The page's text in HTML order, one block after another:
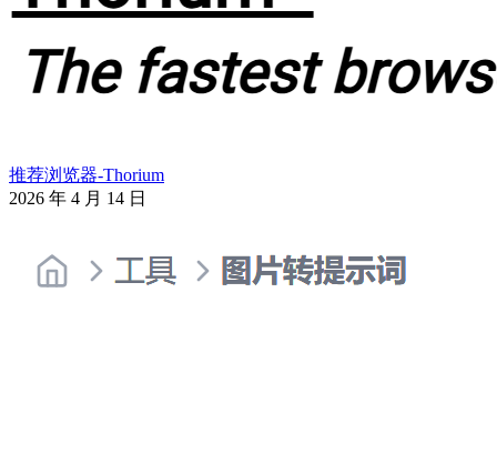
推荐浏览器-Thorium
2026 年 4 月 14 日